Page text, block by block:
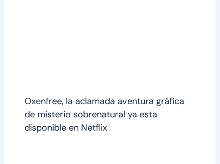
Oxenfree, la aclamada aventura gráfica
de misterio sobrenatural ya esta
disponible en Netflix